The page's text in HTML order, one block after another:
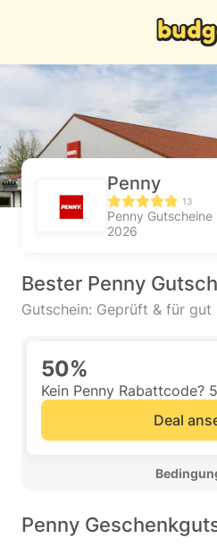
Penny
13
Penny
2026
Bester Penny
Gutschein: Geprüft & für gut
50%
Kein Penny Rabattcode?
Deal
Penny